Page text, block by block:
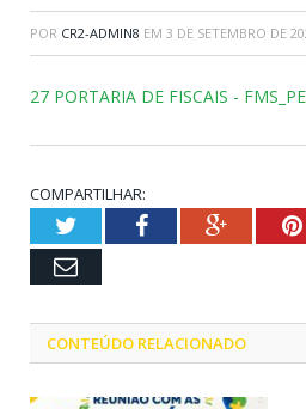
POR CR2-ADMIN8 EM 3 DE SETEMBRO DE
27 PORTARIA DE FISCAIS -
COMPARTILHAR:
TwitterFacebookGoogle+
Email
CONTEÚDO RELACIONADO